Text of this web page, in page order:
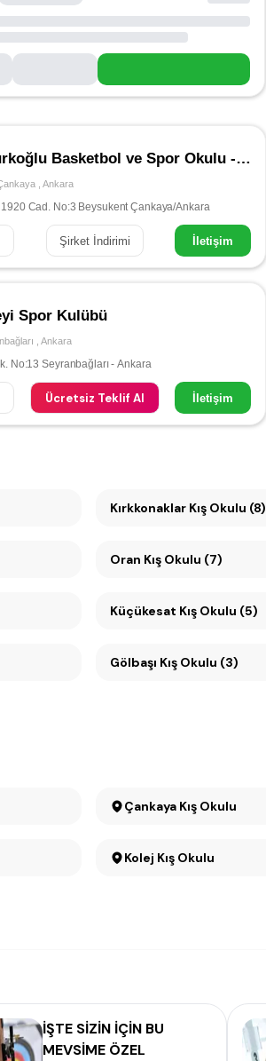
Hidayet Türkoğlu Basketbol ve Spor Okulu - Çankaya
Ankara
Cad. No:3 Beysukent Çankaya/Ankara
Şirket İndirimi İletişim
Spor Kulübü
Ankara
No:13 Seyranbağları - Ankara
Ücretsiz Teklif Al İletişim
Kırkkonaklar Kış Okulu (8)
Oran Kış Okulu (7)
Küçükesat Kış Okulu (5)
Gölbaşı Kış Okulu (3)
Çankaya Kış Okulu
Kolej Kış Okulu
İŞTE SİZİN İÇİN BU
MEVSİME ÖZEL